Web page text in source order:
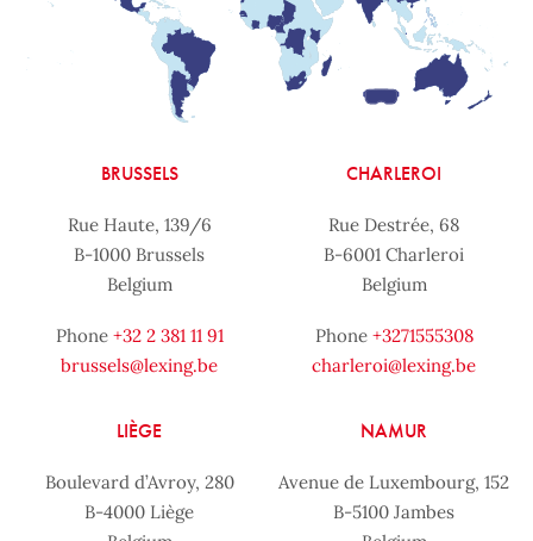
BRUSSELS
Rue Haute, 139/6
B-1000 Brussels
Belgium
Phone +32 2 381 11 91
brussels@lexing.be
CHARLEROI
Rue Destrée, 68
B-6001 Charleroi
Belgium
Phone +3271555308
charleroi@lexing.be
LIÈGE
Boulevard d’Avroy, 280
B-4000 Liège
NAMUR
Avenue de Luxembourg, 152
B-5100 Jambes